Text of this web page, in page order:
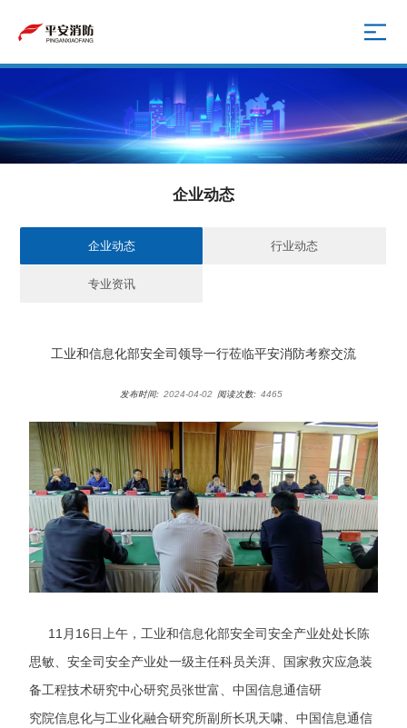
企业动态
企业动态 行业动态
专业资讯
工业和信息化部安全司领导一行莅临平安消防考察交流
发布时间: 2024-04-02 阅读次数: 4465
11月16日上午，工业和信息化部安全司安全产业处处长陈
思敏、安全司安全产业处一级主任科员关湃、国家救灾应急装
备工程技术研究中心研究员张世富、中国信息通信研
究院信息化与工业化融合研究所副所长巩天啸、中国信息通信